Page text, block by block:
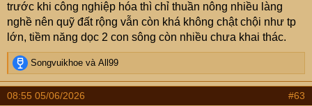
trước khi công nghiệp hóa thì chỉ thuần nông nhiều làng
nghề nên quỹ đất rộng vẫn còn khá không chật chội như tp
lớn, tiềm năng dọc 2 con sông còn nhiều chưa khai thác.
R
e
a
c
Songvuikhoe và All99
08:55 05/06/2026 #63